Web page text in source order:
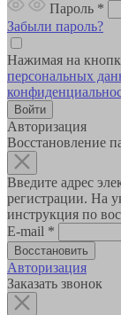
Пароль *
Забыли пароль?
Нажимая на
персональных
Авторизация
Восстановление
Введите адрес
регистрации. На
инструкция по
E-mail *
Авторизация
Заказать звонок